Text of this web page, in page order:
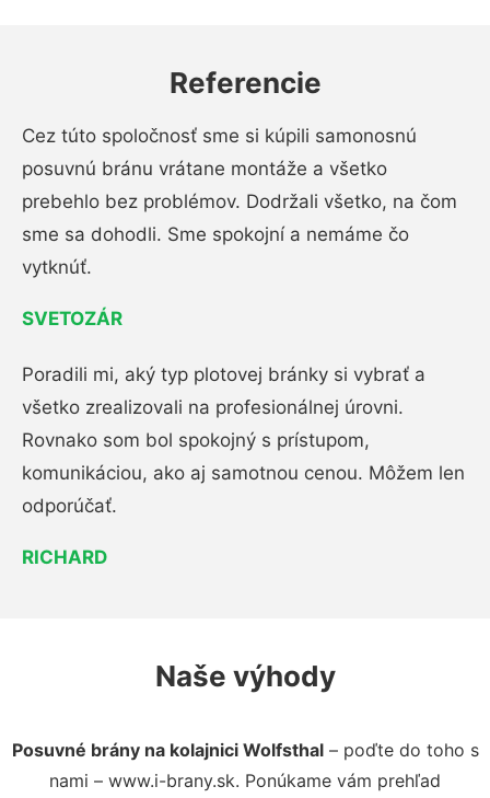
Referencie
Cez túto spoločnosť sme si kúpili samonosnú
posuvnú bránu vrátane montáže a všetko
prebehlo bez problémov. Dodržali všetko, na čom
sme sa dohodli. Sme spokojní a nemáme čo
vytknúť.
SVETOZÁR
Poradili mi, aký typ plotovej bránky si vybrať a
všetko zrealizovali na profesionálnej úrovni.
Rovnako som bol spokojný s prístupom,
komunikáciou, ako aj samotnou cenou. Môžem len
odporúčať.
RICHARD
Naše výhody
Posuvné brány na kolajnici Wolfsthal– poďte do toho s
nami – www.i-brany.sk. Ponúkame vám prehľad